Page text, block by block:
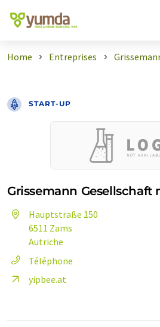
Home Entreprises
START-UP
Grissemann Gesellschaft
Hauptstraße 150
6511 Zams
Autriche
Téléphone
yipbee.at